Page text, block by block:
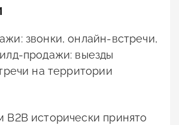
звонки, онлайн-встречи,
продажи: выезды
на территории
B2B исторически принято